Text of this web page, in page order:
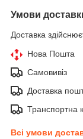
Умови
Доставка
Нова Пошта
Самовивіз
Доставка
Транспортна
Всі умови